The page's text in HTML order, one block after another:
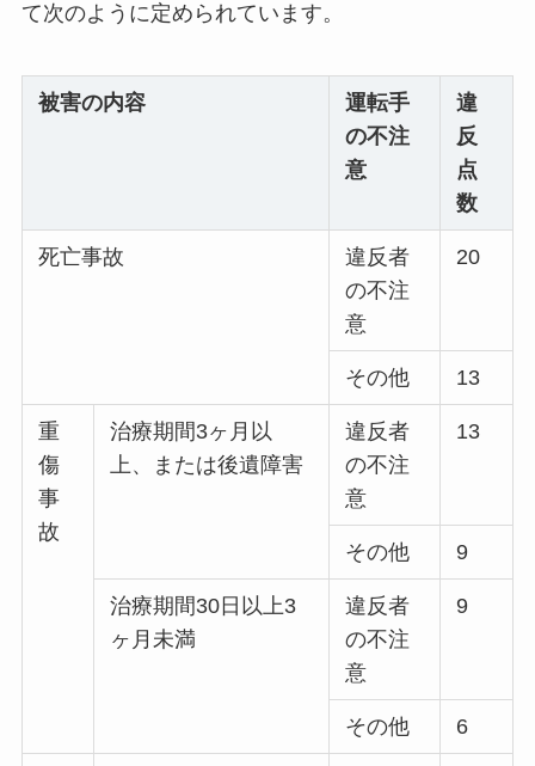
て次のように定められています。
被害の内容
運転手
の不注
意
違
反
点
数
死亡事故
違反者
の不注
意
20
その他 13
重
傷
事
故
治療期間3ヶ月以
上、または後遺障害
違反者
の不注
意
13
その他 9
治療期間30日以上3
ヶ月未満
違反者
の不注
意
9
その他 6